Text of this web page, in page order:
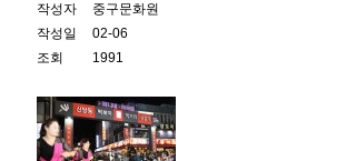
작성자
중구문화원
작성일
02-06
조회
1991